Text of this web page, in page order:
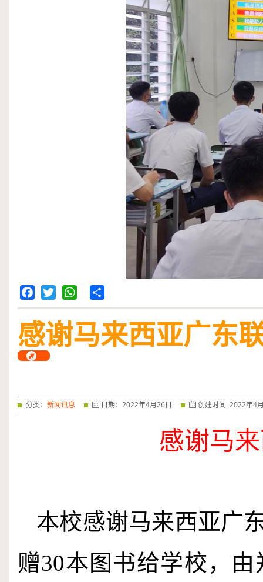
Facebook
TwitterWhatsApp
Share
感谢马来西亚广东
分类： 新闻讯息 日期： 2022年4月26日 创建时间:2022年4
感谢马
本校感谢马来西亚广
赠30本图书给学校，